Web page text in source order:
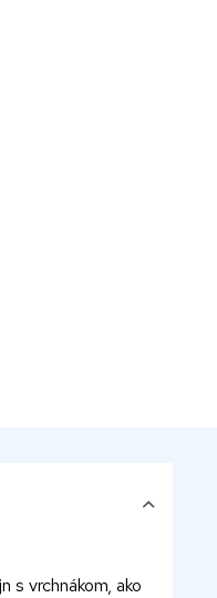
s vrchnákom, ako